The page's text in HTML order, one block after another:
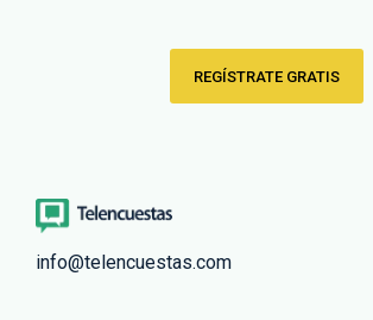
REGÍSTRATE GRATIS
info@telencuestas.com